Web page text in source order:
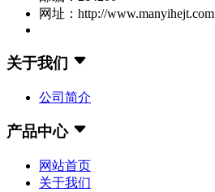
网址：http://www.manyihejt.com
关于我们
公司简介
产品中心
网站首页
关于我们